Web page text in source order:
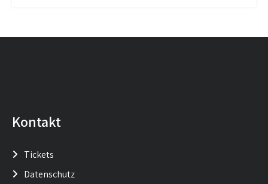
Kontakt
Tickets
Datenschutz